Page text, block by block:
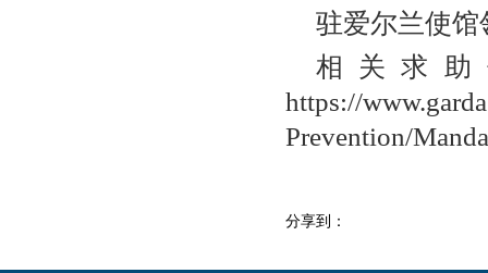
驻爱尔兰使馆
相关求
https://
Prevention/
分享到：